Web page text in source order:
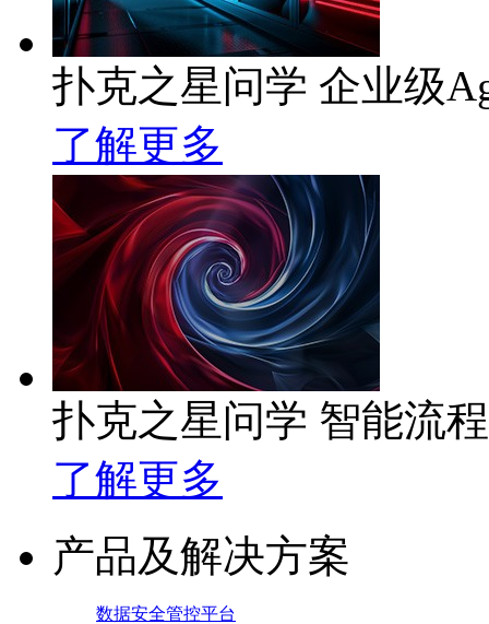
扑克之星问学 企业级
了解更多
扑克之星问学 智能流
了解更多
产品及解决方案
数据安全管控平台